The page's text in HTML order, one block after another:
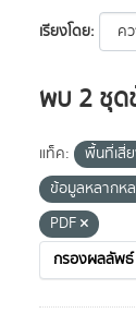
เรียงโดย
พบ 2 ชุด
แท็ค: พื้นที่เสี่
ข้อมูลหลากหล
PDF
กรองผลลัพธ์